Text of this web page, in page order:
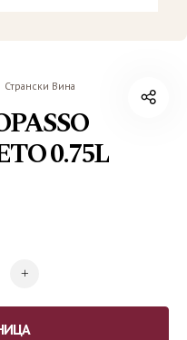
Странски Вина
0.75L